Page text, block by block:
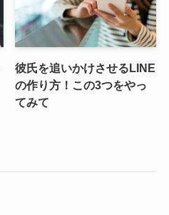
彼氏を追いかけさせるLINE
の作り方！この3つをやっ
てみて